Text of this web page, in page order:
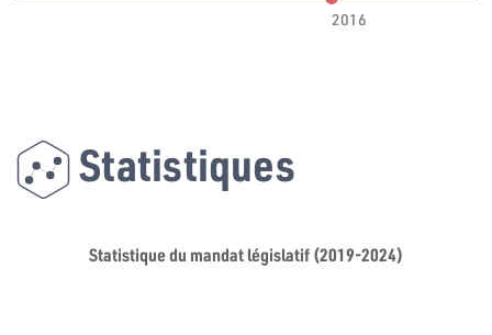
2016
Statistiques
Statistique du mandat législatif (2019-2024)